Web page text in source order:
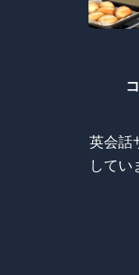
英会話
してい